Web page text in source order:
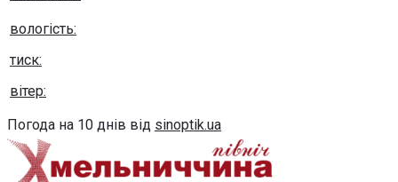
вологість:
тиск:
вітер:
Погода на 10 днів від sinoptik.ua